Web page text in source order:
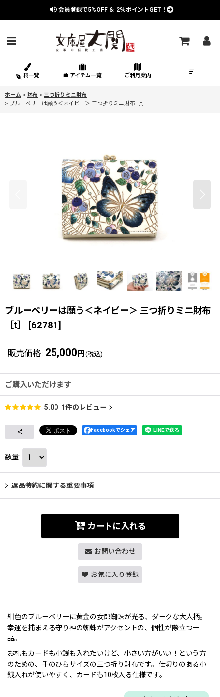
会員登録で5%OFF ＆ 2％ポイントGET！
柄一覧 アイテム一覧 ご利用案内
ホーム > 財布 > 三つ折りミニ財布
> ブルーベリーは願う＜ネイビー＞ 三つ折りミニ財布［t］
ブルーベリーは願う＜ネイビー＞ 三つ折りミニ財布
［t］
[62781]
販売価格: 25,000 円 (税込)
ご購入いただけます
5.00 1件のレビュー
Facebookでシェア
数量:
返品特約に関する重要事項
カートに入れる
お問い合わせ
お気に入り登録
紺色のブルーベリーに黄金の女郎蜘蛛が光る、ダークな大人柄。
幸運を捕まえる守り神の蜘蛛がアクセントの、個性が際立つ一
品。
お札もカードも小銭も入れたいけど、小さい方がいい！という方
のための、手のひらサイズの三つ折り財布です。仕切りのある小
銭入れが使いやすく、カードも10枚入る仕様です。